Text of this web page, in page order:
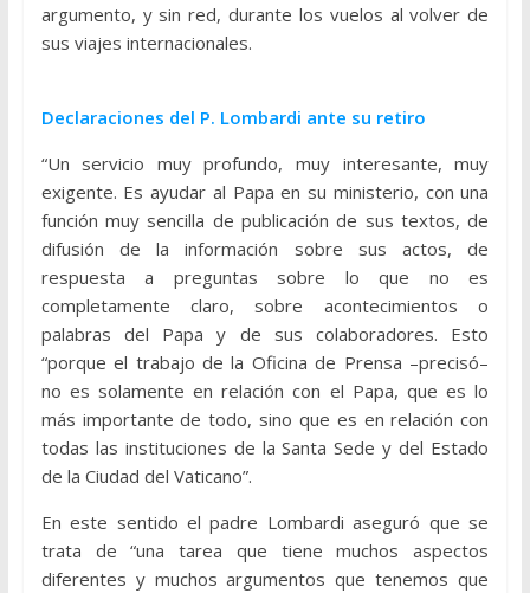
argumento, y sin red, durante los vuelos al volver de
sus viajes internacionales.
Declaraciones del P. Lombardi ante su retiro
“Un servicio muy profundo, muy interesante, muy
exigente. Es ayudar al Papa en su ministerio, con una
función muy sencilla de publicación de sus textos, de
difusión de la información sobre sus actos, de
respuesta a preguntas sobre lo que no es
completamente claro, sobre acontecimientos o
palabras del Papa y de sus colaboradores. Esto
“porque el trabajo de la Oficina de Prensa –precisó–
no es solamente en relación con el Papa, que es lo
más importante de todo, sino que es en relación con
todas las instituciones de la Santa Sede y del Estado
de la Ciudad del Vaticano”.
En este sentido el padre Lombardi aseguró que se
trata de “una tarea que tiene muchos aspectos
diferentes y muchos argumentos que tenemos que